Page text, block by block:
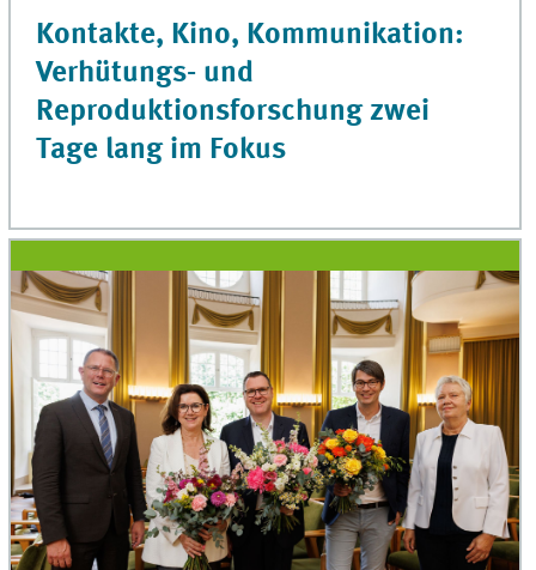
Kontakte, Kino, Kommunikation:
Verhütungs- und
Reproduktionsforschung zwei
Tage lang im Fokus